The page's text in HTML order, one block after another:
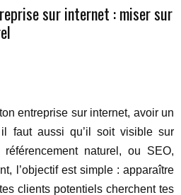
sur internet : miser sur
entreprise sur internet, avoir un
faut aussi qu’il soit visible sur
naturel, ou SEO,
l’objectif est simple : apparaître
clients potentiels cherchent tes